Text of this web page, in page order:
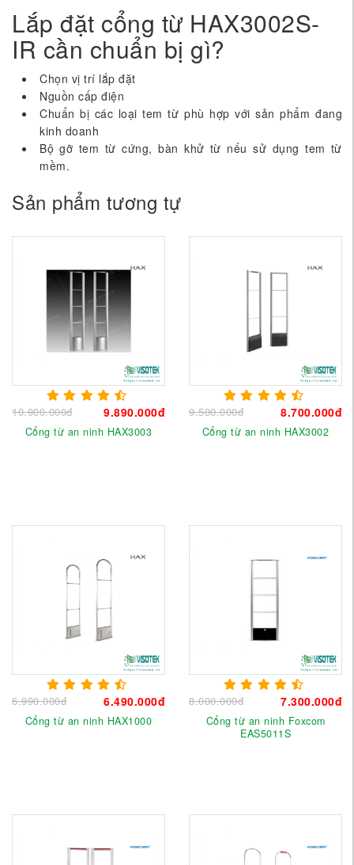
Lắp đặt cổng từ HAX3002S-
IR cần chuẩn bị gì?
Chọn vị trí lắp đặt
Nguồn cấp điện
Chuẩn bị các loại tem từ phù hợp với sản phẩm đang
kinh doanh
Bộ gỡ tem từ cứng, bàn khử từ nếu sử dụng tem từ
mềm.
Sản phẩm tương tự
10.900.000đ 9.890.000đ
Cổng từ an ninh HAX3003
9.500.000đ 8.700.000đ
Cổng từ an ninh HAX3002
6.990.000đ 6.490.000đ
Cổng từ an ninh HAX1000
8.000.000đ 7.300.000đ
Cổng từ an ninh Foxcom
EAS5011S